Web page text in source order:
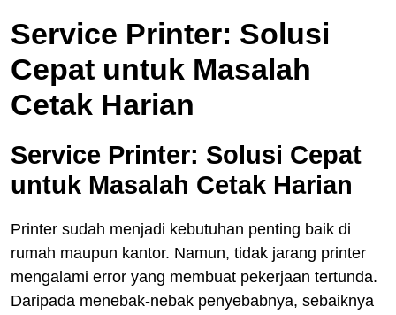
Service Printer: Solusi
Cepat untuk Masalah
Cetak Harian
Service Printer: Solusi Cepat
untuk Masalah Cetak Harian
Printer sudah menjadi kebutuhan penting baik di
rumah maupun kantor. Namun, tidak jarang printer
mengalami error yang membuat pekerjaan tertunda.
Daripada menebak-nebak penyebabnya, sebaiknya